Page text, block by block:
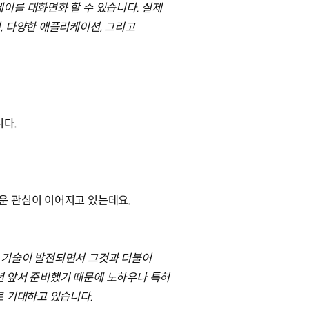
를 대화면화 할 수 있습니다. 실제
양한 애플리케이션, 그리고
다.
관심이 이어지고 있는데요.
술이 발전되면서 그것과 더불어
앞서 준비했기 때문에 노하우나 특허
기대하고 있습니다.